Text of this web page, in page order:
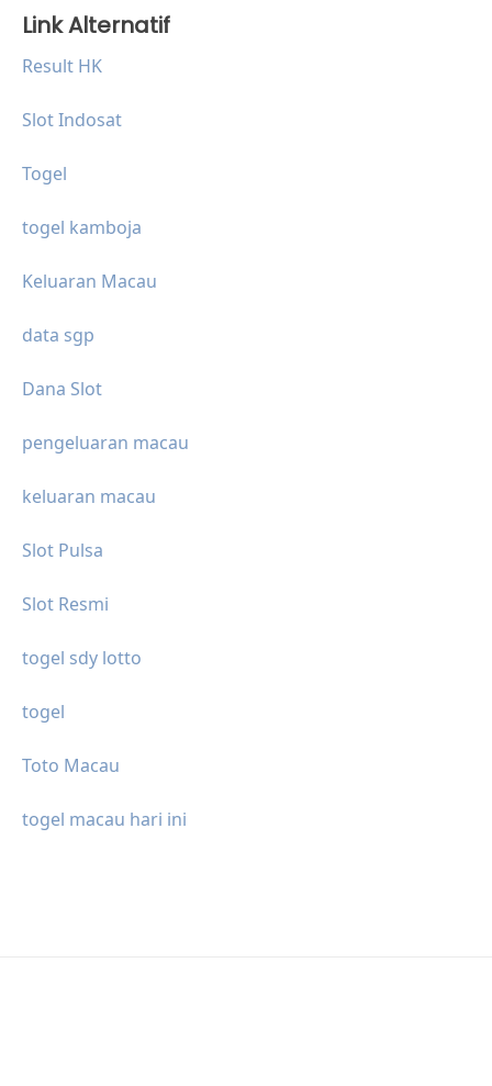
Link Alternatif
Result HK
Slot Indosat
Togel
togel kamboja
Keluaran Macau
data sgp
Dana Slot
pengeluaran macau
keluaran macau
Slot Pulsa
Slot Resmi
togel sdy lotto
togel
Toto Macau
togel macau hari ini